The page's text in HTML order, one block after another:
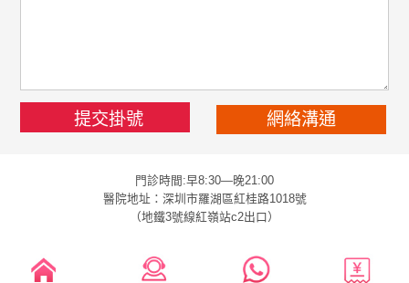
網絡溝通
門診時間:早8:30—晚21:00
醫院地址：深圳市羅湖區紅桂路1018號
（地鐵3號線紅嶺站c2出口）